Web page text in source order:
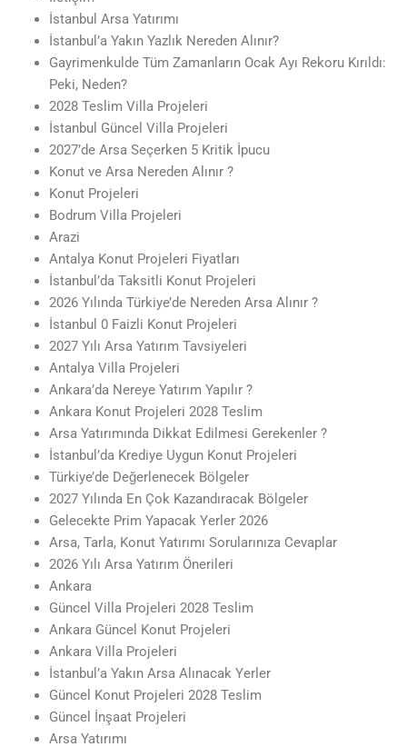
İstanbul Arsa Yatırımı
İstanbul’a Yakın Yazlık Nereden Alınır?
Gayrimenkulde Tüm Zamanların Ocak Ayı Rekoru Kırıldı:
Peki, Neden?
2028 Teslim Villa Projeleri
İstanbul Güncel Villa Projeleri
2027’de Arsa Seçerken 5 Kritik İpucu
Konut ve Arsa Nereden Alınır ?
Konut Projeleri
Bodrum Villa Projeleri
Arazi
Antalya Konut Projeleri Fiyatları
İstanbul’da Taksitli Konut Projeleri
2026 Yılında Türkiye’de Nereden Arsa Alınır ?
İstanbul 0 Faizli Konut Projeleri
2027 Yılı Arsa Yatırım Tavsiyeleri
Antalya Villa Projeleri
Ankara’da Nereye Yatırım Yapılır ?
Ankara Konut Projeleri 2028 Teslim
Arsa Yatırımında Dikkat Edilmesi Gerekenler ?
İstanbul’da Krediye Uygun Konut Projeleri
Türkiye’de Değerlenecek Bölgeler
2027 Yılında En Çok Kazandıracak Bölgeler
Gelecekte Prim Yapacak Yerler 2026
Arsa, Tarla, Konut Yatırımı Sorularınıza Cevaplar
2026 Yılı Arsa Yatırım Önerileri
Ankara
Güncel Villa Projeleri 2028 Teslim
Ankara Güncel Konut Projeleri
Ankara Villa Projeleri
İstanbul’a Yakın Arsa Alınacak Yerler
Güncel Konut Projeleri 2028 Teslim
Güncel İnşaat Projeleri
Arsa Yatırımı